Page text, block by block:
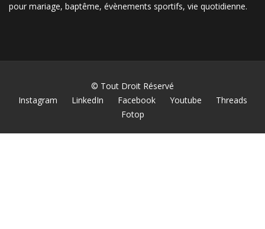
pour mariage, baptême, évènements sportifs, vie quotidienne.
© Tout Droit Réservé
Instagram
LinkedIn Facebook Youtube
Threads
Fotop